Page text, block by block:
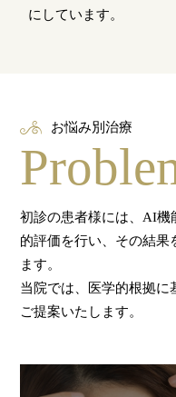
にしています。
お悩み別治療
初診の患者様には、AI機
的評価を行い、その結果
ます。
当院では、医学的根拠に
ご提案いたします。